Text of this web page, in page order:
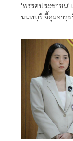
'พรรคประชาชน' เ
นนทบุรี จี้คุมอาวุ